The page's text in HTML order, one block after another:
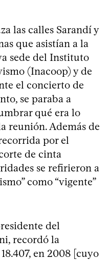
las calles Sarandí y
que asistían a la
sede del Instituto
(Inacoop) y de
el concierto de
se paraba a
qué era lo
reunión. Además de
por el
de cinta
se refirieron a
como “vigente”
del
recordó la
en 2008 [cuyo